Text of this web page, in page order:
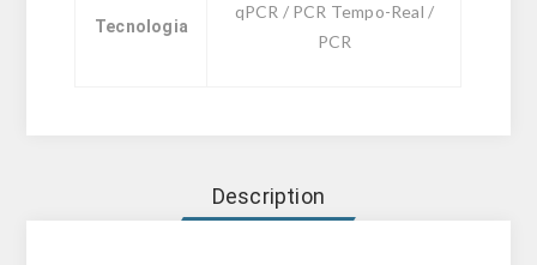
Tecnologia
qPCR / PCR Tempo-Real /
PCR
Description